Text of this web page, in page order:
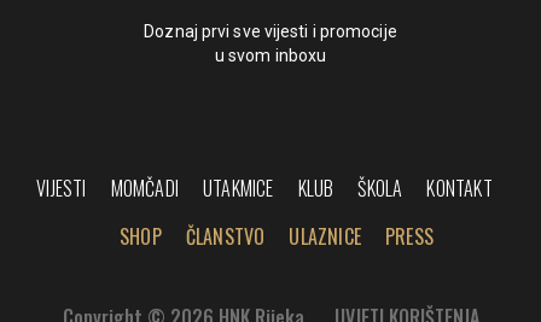
Doznaj prvi sve vijesti i promocije
u svom inboxu
VIJESTI MOMČADI UTAKMICE KLUB ŠKOLA
KONTAKT
SHOP
ČLANSTVO ULAZNICE PRESS